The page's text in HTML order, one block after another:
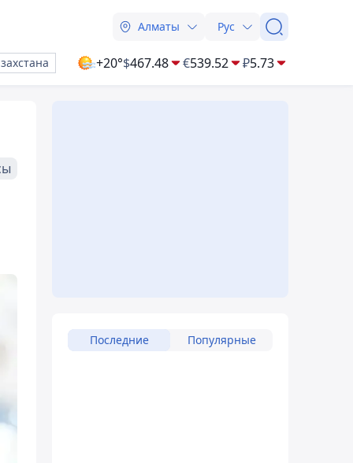
Алматы Рус
+20°$467.48 €539.52 ₽5.73
Последние Популярные